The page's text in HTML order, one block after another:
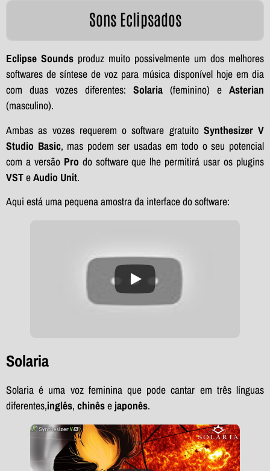
Sons Eclipsados
Eclipse Sounds produz muito possivelmente um dos melhores
softwares de síntese de voz para música disponível hoje em dia
com duas vozes diferentes: Solaria (feminino) e Asterian
(masculino).
Ambas as vozes requerem o software gratuito Synthesizer V
Studio Basic, mas podem ser usadas em todo o seu potencial
com a versão Pro do software que lhe permitirá usar os plugins
VSTeAudio Unit.
Aqui está uma pequena amostra da interface do software:
Solaria
Solaria é uma voz feminina que pode cantar em três línguas
diferentes,inglês, chinêse japonês.